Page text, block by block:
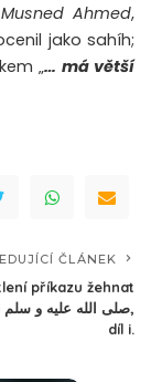
Musned Ahmed,
jako sahíh;
„… má větší
ČLÁNEK
příkazu žehnat
díl i.